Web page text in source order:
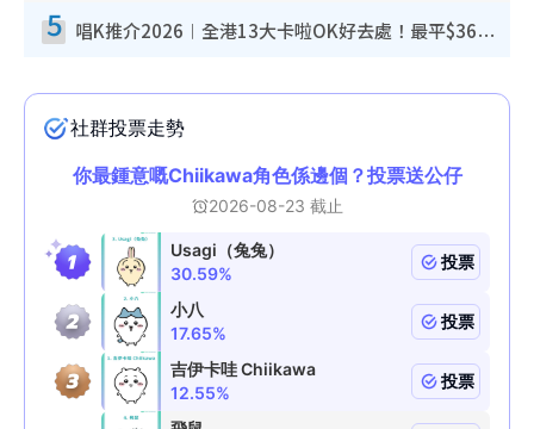
5 唱K推介2026︱全港13大卡啦OK好去處！最平$36起 日文K都有！(附地址+收費詳情)